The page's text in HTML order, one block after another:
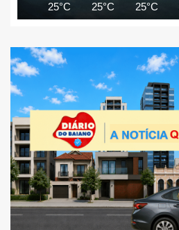
25°C 25°C 25°C